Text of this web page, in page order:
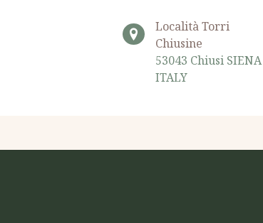
Località Torri
Chiusine
53043 Chiusi SIENA
ITALY